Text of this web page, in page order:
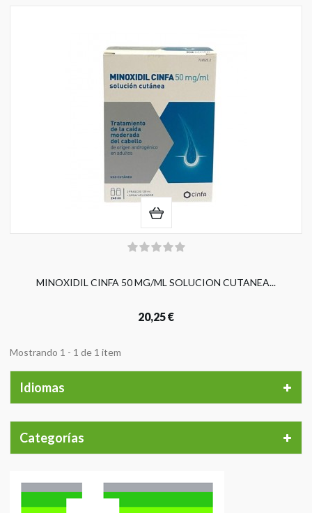
MINOXIDIL CINFA 50 MG/ML SOLUCION CUTANEA...
20,25 €
Mostrando 1 - 1 de 1 item
Idiomas
Categorías